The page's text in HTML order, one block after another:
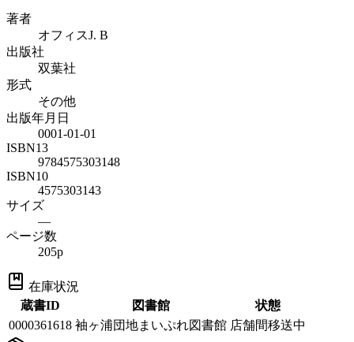
著者
オフィスJ. B
出版社
双葉社
形式
その他
出版年月日
0001-01-01
ISBN13
9784575303148
ISBN10
4575303143
サイズ
—
ページ数
205p
在庫状況
蔵書ID
図書館
状態
0000361618 袖ヶ浦団地まいぷれ図書館 店舗間移送中